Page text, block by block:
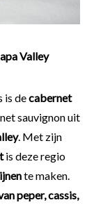
Valley
is decabernet
sauvignon uit
. Met zijn
is deze regio
te maken.
peper, cassis,